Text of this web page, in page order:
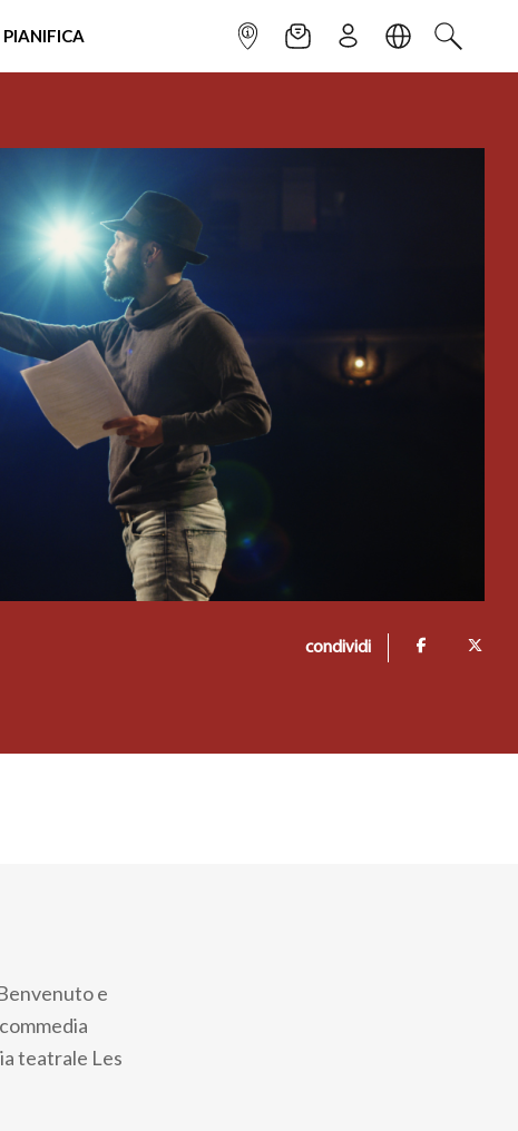
PIANIFICA INFOPOINTNEWSLETTER
ISCRIVITILINGUACERCA
condividi
e
teatrale Les